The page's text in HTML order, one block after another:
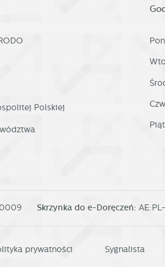
Polskiej
Skrzynka do e-Doręczeń:
prywatności Sygnalista
służą do prezentowania Ci naszych
lub firm będących naszymi partnerami oraz
w charakterze pośredników prezentujących
ofert, komunikatów mediów